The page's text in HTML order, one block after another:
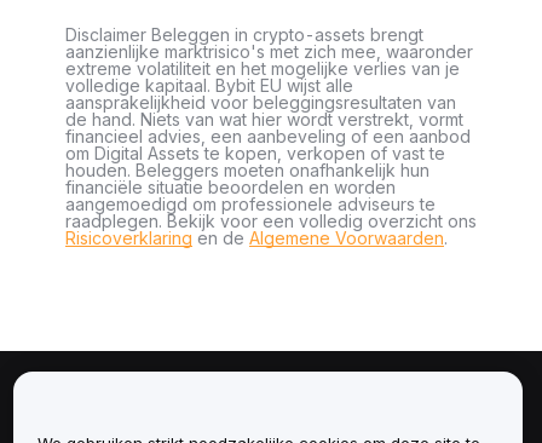
Disclaimer Beleggen in crypto-assets brengt
aanzienlijke marktrisico's met zich mee, waaronder
extreme volatiliteit en het mogelijke verlies van je
volledige kapitaal. Bybit EU wijst alle
aansprakelijkheid voor beleggingsresultaten van
de hand. Niets van wat hier wordt verstrekt, vormt
financieel advies, een aanbeveling of een aanbod
om Digital Assets te kopen, verkopen of vast te
houden. Beleggers moeten onafhankelijk hun
financiële situatie beoordelen en worden
aangemoedigd om professionele adviseurs te
raadplegen. Bekijk voor een volledig overzicht ons
Risicoverklaring en de Algemene Voorwaarden.